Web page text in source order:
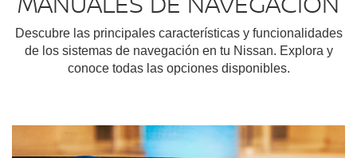
Descubre las principales características y funcionalidades
de los sistemas de navegación en tu Nissan. Explora y
conoce todas las opciones disponibles.